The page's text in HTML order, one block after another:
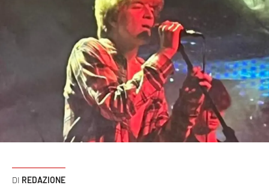
Economia e lavoro
Italia Mondo
Sport
Cultura
Podcast
REDAZIONE